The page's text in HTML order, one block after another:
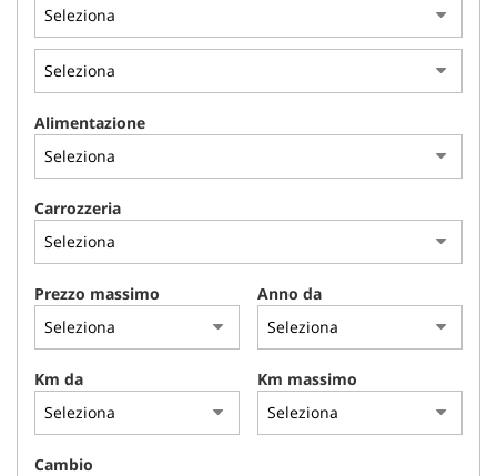
Alimentazione
Carrozzeria
Prezzo massimo Anno da
Km da Km massimo
Cambio